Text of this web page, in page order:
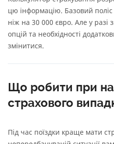
цю інформацію. Базовий
ніж на 30 000 євро. Але у разі
опцій та необхідності
змінитися.
Що робити при
страхового
Під час поїздки краще мати